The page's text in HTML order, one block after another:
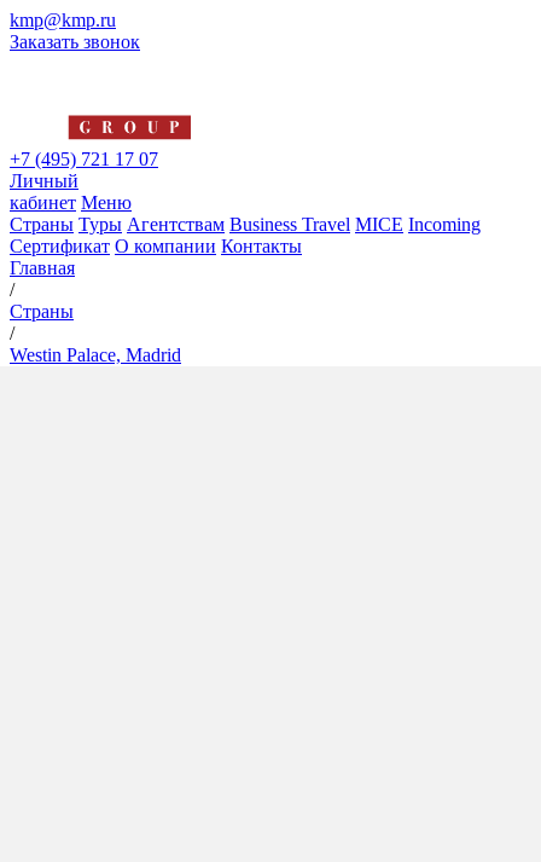
kmp@kmp.ru
Заказать звонок
+7 (495) 721 17 07
Личный
кабинет Меню
Страны Туры Агентствам Business Travel MICE Incoming
Сертификат О компании Контакты
Главная
/
Страны
/
Westin Palace, Madrid